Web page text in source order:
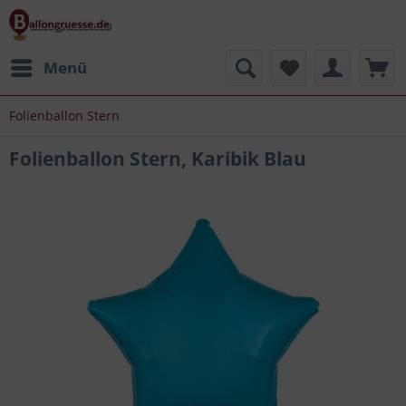
Menü
Folienballon Stern
Folienballon Stern, Karibik Blau